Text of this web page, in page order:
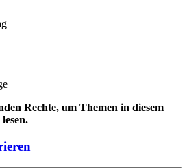
Rechte, um Themen in diesem